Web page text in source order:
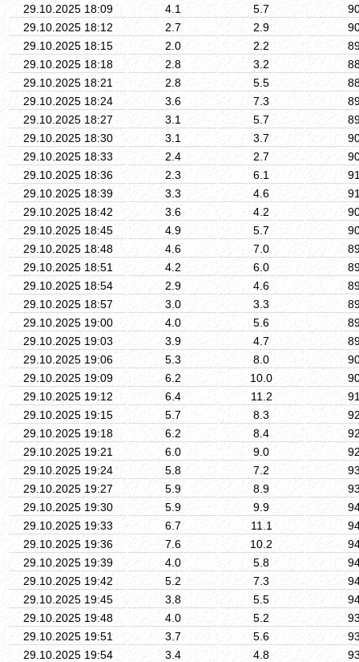
29.10.2025 18:09
4.1 5.7
29.10.2025 18:12
2.7 2.9
29.10.2025 18:15
2.0 2.2
29.10.2025 18:18
2.8 3.2
29.10.2025 18:21
2.8 5.5
29.10.2025 18:24
3.6 7.3
29.10.2025 18:27
3.1 5.7
29.10.2025 18:30
3.1 3.7
29.10.2025 18:33
2.4 2.7
29.10.2025 18:36
2.3 6.1
29.10.2025 18:39
3.3 4.6
29.10.2025 18:42
3.6 4.2
29.10.2025 18:45
4.9 5.7
29.10.2025 18:48
4.6 7.0
29.10.2025 18:51
4.2 6.0
29.10.2025 18:54
2.9 4.6
29.10.2025 18:57
3.0 3.3
29.10.2025 19:00
4.0 5.6
29.10.2025 19:03
3.9 4.7
29.10.2025 19:06
5.3 8.0
29.10.2025 19:09
6.2 10.0
29.10.2025 19:12
6.4 11.2
29.10.2025 19:15
5.7 8.3
29.10.2025 19:18
6.2 8.4
29.10.2025 19:21
6.0 9.0
29.10.2025 19:24
5.8 7.2
29.10.2025 19:27
5.9 8.9
29.10.2025 19:30
5.9 9.9
29.10.2025 19:33
6.7 11.1
29.10.2025 19:36
7.6 10.2
29.10.2025 19:39
4.0 5.8
29.10.2025 19:42
5.2 7.3
29.10.2025 19:45
3.8 5.5
29.10.2025 19:48
4.0 5.2
29.10.2025 19:51
3.7 5.6
29.10.2025 19:54
3.4 4.8